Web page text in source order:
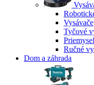
Vysávače
Tyčové
Ručné
Dom a záhrada